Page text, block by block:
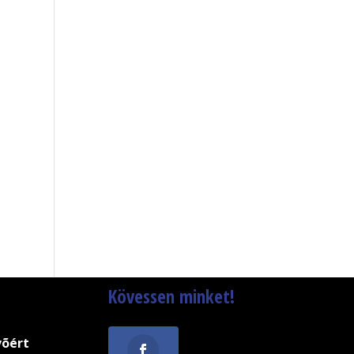
Kövessen minket!